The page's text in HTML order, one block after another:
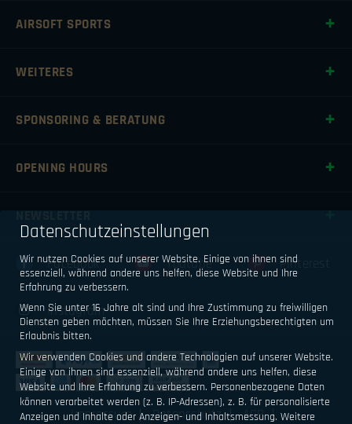
AIRSOFT SPORTS
WEITERES
SPONSORING & BERATUNG
OPENING HOURS
NEWSLETTER
Facebook Youtube Pinterest
Instagram
Impressum Datenschutz AGB
Datenschutzeinstellungen
Wir nutzen Cookies auf unserer Website. Einige von ihnen sind
essenziell, während andere uns helfen, diese Website und Ihre
Erfahrung zu verbessern.
Wenn Sie unter 16 Jahre alt sind und Ihre Zustimmung zu freiwilligen
Diensten geben möchten, müssen Sie Ihre Erziehungsberechtigten um
Erlaubnis bitten.
Wir verwenden Cookies und andere Technologien auf unserer Website.
Einige von ihnen sind essenziell, während andere uns helfen, diese
Website und Ihre Erfahrung zu verbessern. Personenbezogene Daten
können verarbeitet werden (z. B. IP-Adressen), z. B. für personalisierte
Anzeigen und Inhalte oder Anzeigen- und Inhaltsmessung. Weitere